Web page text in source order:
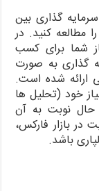
گذاری بین
را مطالعه کنید. در
شما برای کسب
گذاری به صورت
ارائه شده است.
خود (تحلیل ها
حال نوبت به آن
در بازار فارکس،
باشد.